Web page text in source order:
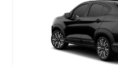
Ver
FASTBACK AUDACE TURBO